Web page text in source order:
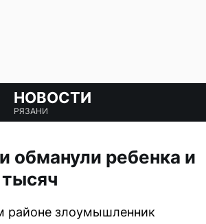
НОВОСТИ
РЯЗАНИ
обманули ребенка и
районе злоумышленник